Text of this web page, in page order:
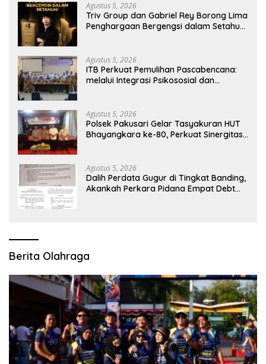
Agustus 5, 2026
Triv Group dan Gabriel Rey Borong Lima
Penghargaan Bergengsi dalam Setahun,
Agustus 5, 2026
ITB Perkuat Pemulihan Pascabencana:
melalui Integrasi Psikososial dan
Agustus 5, 2026
Polsek Pakusari Gelar Tasyakuran HUT
Bhayangkara ke-80, Perkuat Sinergitas
Agustus 5, 2026
Dalih Perdata Gugur di Tingkat Banding,
Akankah Perkara Pidana Empat Debt
Berita Olahraga